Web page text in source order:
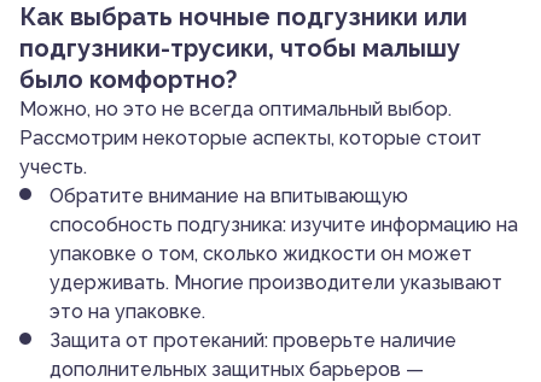
Как выбрать ночные подгузники или
подгузники-трусики, чтобы малышу
было комфортно?
Можно, но это не всегда оптимальный выбор.
Рассмотрим некоторые аспекты, которые стоит
учесть.
Обратите внимание на впитывающую
способность подгузника: изучите информацию на
упаковке о том, сколько жидкости он может
удерживать. Многие производители указывают
это на упаковке.
Защита от протеканий: проверьте наличие
дополнительных защитных барьеров —